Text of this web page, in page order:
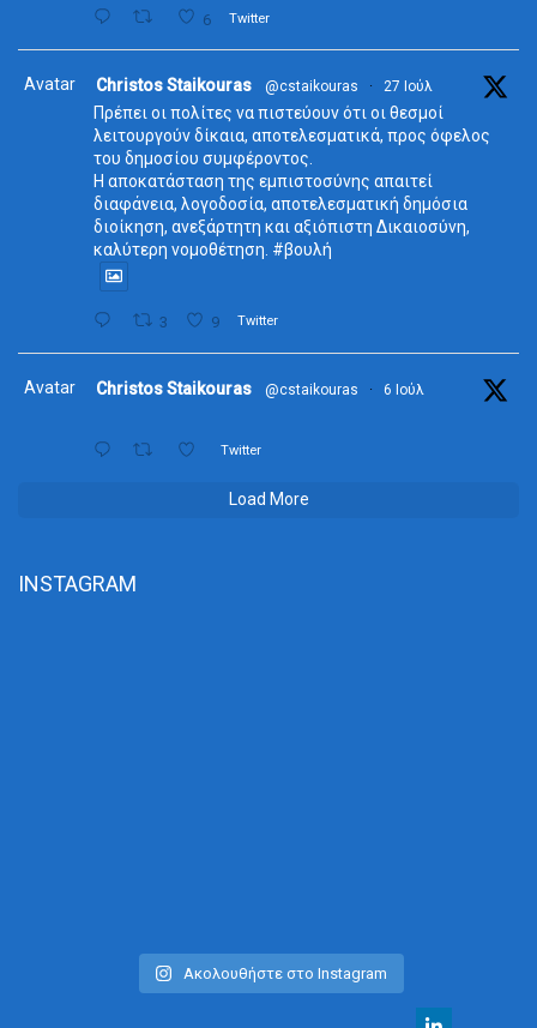
6 Twitter
Avatar Christos Staikouras @cstaikouras · 27 Ιούλ
Πρέπει οι πολίτες να πιστεύουν ότι οι θεσμοί
λειτουργούν δίκαια, αποτελεσματικά, προς όφελος
του δημοσίου συμφέροντος.
Η αποκατάσταση της εμπιστοσύνης απαιτεί
διαφάνεια, λογοδοσία, αποτελεσματική δημόσια
διοίκηση, ανεξάρτητη και αξιόπιστη Δικαιοσύνη,
καλύτερη νομοθέτηση. #βουλή
3 9 Twitter
Avatar Christos Staikouras @cstaikouras · 6 Ιούλ
Twitter
Load More
INSTAGRAM
Ακολουθήστε στο Instagram